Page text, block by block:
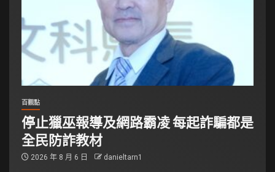
百觀點
停止獵巫報導及網路霸凌 每起詐騙都是
全民防詐教材
2026 年 8 月 6 日 danieltarn1